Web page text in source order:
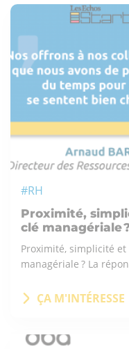
#RH
Proximité,
clé managériale
Proximité, simplicité
managériale ? La
ÇA M'INTÉRESSE